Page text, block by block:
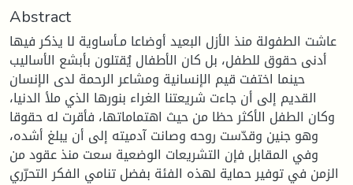
Abstract
عاشت الطفولة منذ الأزل البعيد أوضاعا مـأساوية لا يذكر فيها
أدنى حقوق للطفل، بل كان الأطفال يُقتلون بأبشع الأساليب
حينما اختفت قيم الإنسانية ومشاعر الرحمة لدى الإنسان
القديم إلى أن جاءت شريعتنا الغراء بنورها الذي ملأ الدنيا،
وكان الطفل الأكثر حظا من حيث اهتماماتها، فأقرت له حقوقا
وهو جنين وقدّست روحه وصانت آدميته إلى أن يبلغ أشده،
وفي المقابل فإن التشريعات الوضعية سعت منذ عقود من
الزمن في توفير حماية لهذه الفئة بفضل تنامي الفكر التحرّري